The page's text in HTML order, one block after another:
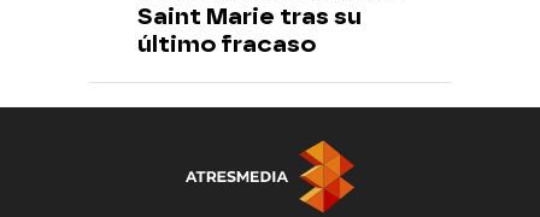
Saint Marie tras su
último fracaso